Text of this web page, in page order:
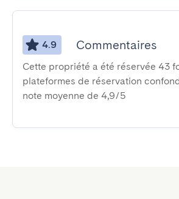
4.9 Commentaires
Cette propriété a été réservée 43
plateformes de réservation
note moyenne de 4,9/5